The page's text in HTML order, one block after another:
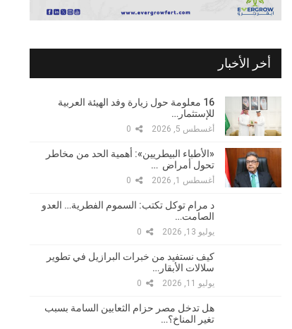
أخر الأخبار
16 معلومة حول زيارة وفد الهيئة العربية
للإستثمار…
أغسطس 5, 2026
«الأطباء البيطريين»: أهمية الحد من مخاطر
تحول أمراض …
أغسطس 1, 2026
د مرام توكل تكتب: السموم الفطرية… العدو
الصامت…
يوليو 13, 2026
كيف نستفيد من خبرات البرازيل في تطوير
سلالات الأبقار…
يوليو 11, 2026
هل تدخل مصر حزام الثعابين السامة بسبب
تغير المناخ؟…